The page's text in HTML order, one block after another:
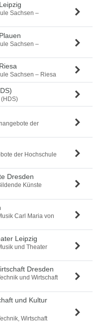
Sachsen –
Sachsen –
Sachsen – Riesa
(HDS)
der
der Hochschule
Dresden
Künste
Carl Maria von
Leipzig
und Theater
Dresden
und Wirtschaft
und Kultur
Wirtschaft